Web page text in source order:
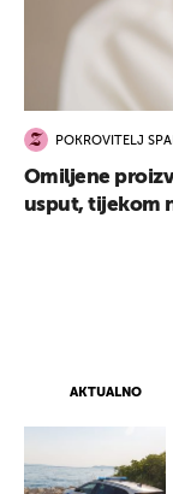
AKTUALNO
POKROVITELJ
Omiljene
usput, tijekom